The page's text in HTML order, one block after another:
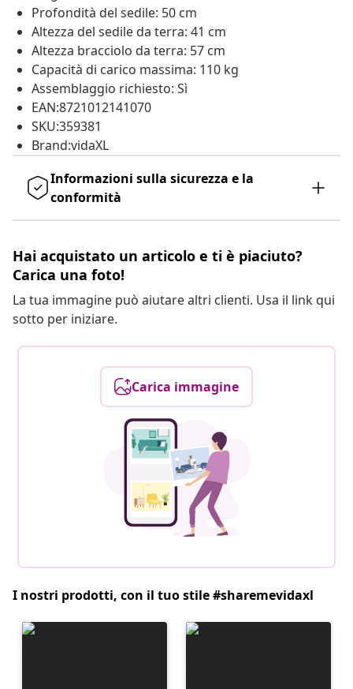
Profondità del sedile: 50 cm
Altezza del sedile da terra: 41 cm
Altezza bracciolo da terra: 57 cm
Capacità di carico massima: 110 kg
Assemblaggio richiesto: Sì
EAN:8721012141070
SKU:359381
Brand:vidaXL
Informazioni sulla sicurezza e la
conformità
Hai acquistato un articolo e ti è piaciuto?
Carica una foto!
La tua immagine può aiutare altri clienti. Usa il link qui
sotto per iniziare.
Carica immagine
I nostri prodotti, con il tuo stile #sharemevidaxl